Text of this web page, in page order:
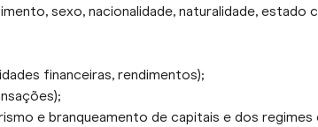
sexo, nacionalidade, naturalidade, estado
financeiras, rendimentos);
e branqueamento de capitais e dos